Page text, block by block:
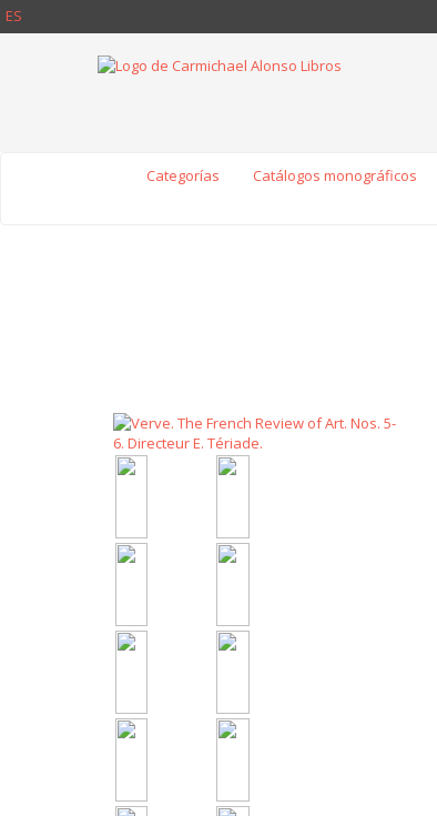
ES
Categorías Catálogos monográficos